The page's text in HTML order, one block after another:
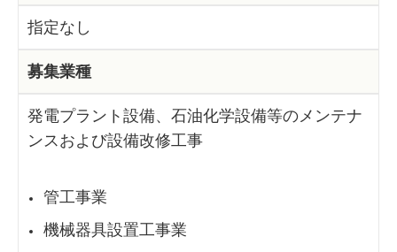
指定なし
募集業種
発電プラント設備、石油化学設備等のメンテナ
ンスおよび設備改修工事
管工事業
機械器具設置工事業